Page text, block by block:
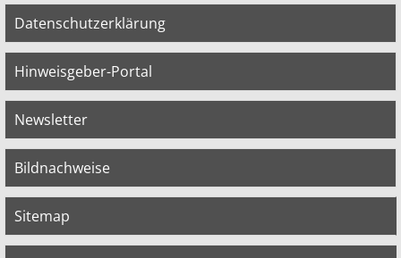
Datenschutzerklärung
Hinweisgeber-Portal
Newsletter
Bildnachweise
Sitemap